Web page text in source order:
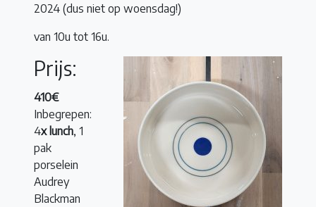
2024 (dus niet op woensdag!)
van 10u tot 16u.
Prijs:
410€
Inbegrepen:
4x lunch, 1
pak
porselein
Audrey
Blackman